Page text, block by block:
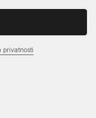
privatnosti